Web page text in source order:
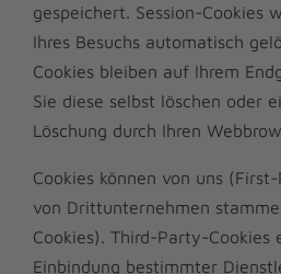
gespeichert. Session-Cookies
Ihres Besuchs automatisch
Cookies bleiben auf Ihrem
Sie diese selbst löschen oder
Löschung durch Ihren
Cookies können von uns
von Drittunternehmen
Cookies). Third-Party-Cookies
Einbindung bestimmter